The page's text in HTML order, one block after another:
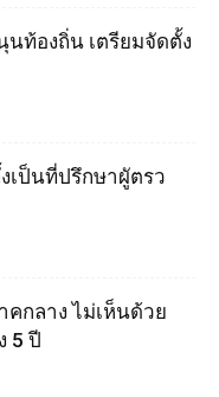
ท้องถิ่น เตรียมจัดตั้ง
เป็นที่ปรึกษาผูัตรว
กลาง ไม่เห็นด้วย
5 ปี